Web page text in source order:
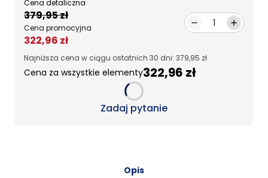
Cena detaliczna
379,95 zł
Cena promocyjna
322,96 zł
1
Najniższa cena w ciągu ostatnich 30 dni: 379,95 zł
Cena za wszystkie elementy322,96 zł
Loading...
Zadaj pytanie
Opis